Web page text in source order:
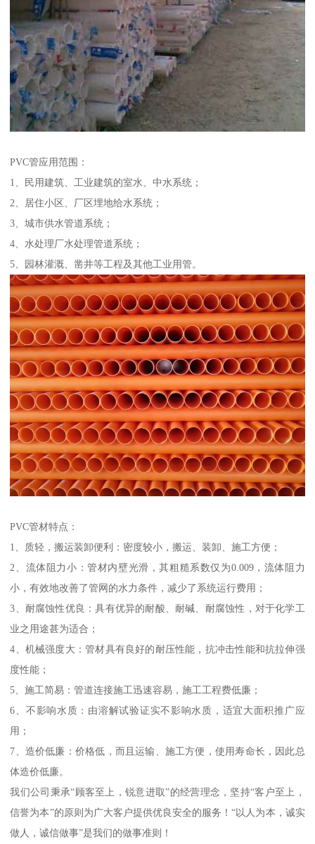
PVC管应用范围：
1、民用建筑、工业建筑的室水、中水系统；
2、居住小区、厂区埋地给水系统；
3、城市供水管道系统；
4、水处理厂水处理管道系统；
5、园林灌溉、凿井等工程及其他工业用管。
PVC管材特点：
1、质轻，搬运装卸便利：密度较小，搬运、装卸、施工方便；
2、流体阻力小：管材内壁光滑，其粗糙系数仅为0.009，流体阻力
小，有效地改善了管网的水力条件，减少了系统运行费用；
3、耐腐蚀性优良：具有优异的耐酸、耐碱、耐腐蚀性，对于化学工
业之用途甚为适合；
4、机械强度大：管材具有良好的耐压性能，抗冲击性能和抗拉伸强
度性能；
5、施工简易：管道连接施工迅速容易，施工工程费低廉；
6、不影响水质：由溶解试验证实不影响水质，适宜大面积推广应
用；
7、造价低廉：价格低，而且运输、施工方便，使用寿命长，因此总
体造价低廉。
我们公司秉承“顾客至上，锐意进取”的经营理念，坚持“客户至上，
信誉为本”的原则为广大客户提供优良安全的服务！“以人为本，诚实
做人，诚信做事”是我们的做事准则！